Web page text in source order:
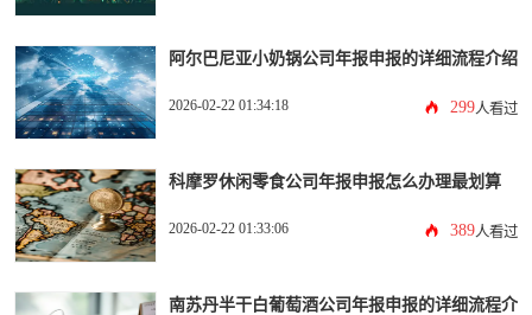
阿尔巴尼亚小奶锅公司年报申报的详细流程介绍
2026-02-22 01:34:18 299人看过
科摩罗休闲零食公司年报申报怎么办理最划算
2026-02-22 01:33:06 389人看过
南苏丹半干白葡萄酒公司年报申报的详细流程介